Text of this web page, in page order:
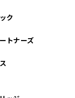
ク
トナーズ